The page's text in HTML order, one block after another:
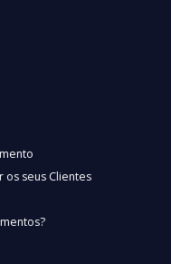
os seus Clientes